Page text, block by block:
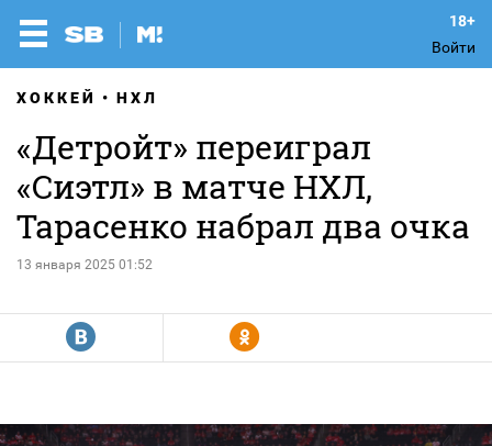
Войти
ХОККЕЙ НХЛ
«Детройт» переиграл
«Сиэтл» в матче НХЛ,
Тарасенко набрал два очка
13 января 2025 01:52
R Y